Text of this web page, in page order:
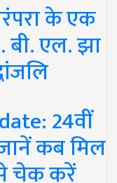
के एक
बी. एल. झा
24वीं
कब मिल
चेक करें